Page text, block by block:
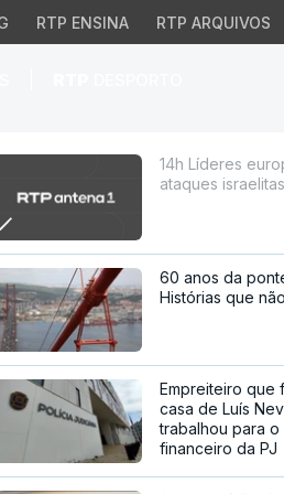
RTP ENSINA RTP ARQUIVOS
ao
14h Líderes
ataques
60 anos da
Histórias que
Empreiteiro que
casa de Luís
trabalhou para
financeiro da PJ